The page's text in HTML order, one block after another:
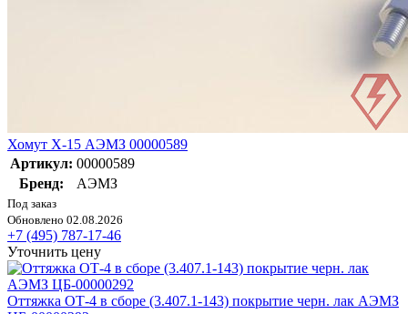
Хомут Х-15 АЭМЗ 00000589
Артикул: 00000589
Бренд:
АЭМЗ
Под заказ
Обновлено 02.08.2026
+7 (495) 787-17-46
Уточнить цену
Оттяжка ОТ-4 в сборе (3.407.1-143) покрытие черн. лак АЭМЗ